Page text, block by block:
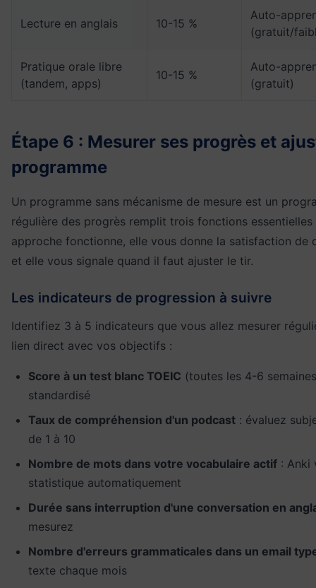
Lecture en anglais 10-15 %
Auto-
(gratuit/
Pratique orale libre
(tandem, apps)
10-15 %
Auto-
(gratuit)
Étape 6 : Mesurer ses progrès et
programme
Un programme sans mécanisme de mesure est un
régulière des progrès remplit trois fonctions
approche fonctionne, elle vous donne la satisfaction de
et elle vous signale quand il faut ajuster le tir.
Les indicateurs de progression à suivre
Identifiez 3 à 5 indicateurs que vous allez mesurer
lien direct avec vos objectifs :
Score à un test blanc TOEIC (toutes les 4-6
standardisé
Taux de compréhension d'un podcast : évaluez
de 1 à 10
Nombre de mots dans votre vocabulaire actif : Anki
statistique automatiquement
Durée sans interruption d'une conversation en
mesurez
Nombre d'erreurs grammaticales dans un email
texte chaque mois